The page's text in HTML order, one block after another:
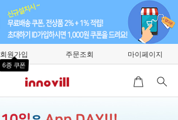
회원가입
6종 쿠폰
주문조회 마이페이지